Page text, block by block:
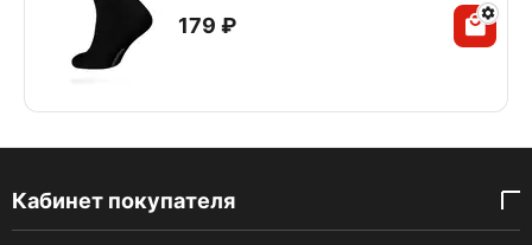
‍179‍ ₽
Кабинет покупателя